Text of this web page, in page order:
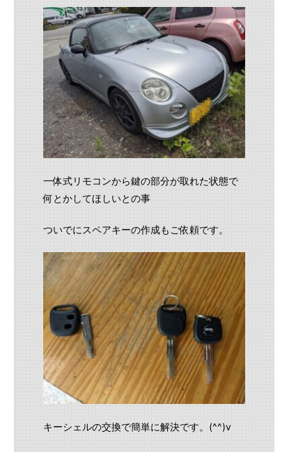
一体式リモコンから鍵の部分が取れた状態で
何とかしてほしいとの事
ついでにスペアキーの作成もご依頼です。
キーシェルの交換で簡単に解決です。(^^)v